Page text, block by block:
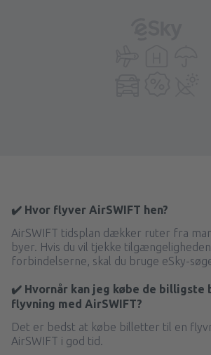
✔️ Hvor flyver AirSWIFT hen?
AirSWIFT tidsplan dækker ruter fra
byer. Hvis du vil tjekke
forbindelserne, skal du bruge eSky-
✔️ Hvornår kan jeg købe de
flyvning med AirSWIFT?
Det er bedst at købe billetter til en
AirSWIFT i god tid.